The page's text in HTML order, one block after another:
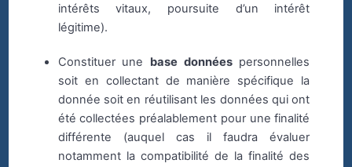
intérêts vitaux, poursuite d’un intérêt
légitime).
Constituer une base donnéespersonnelles
soit en collectant de manière spécifique la
donnée soit en réutilisant les données qui ont
été collectées préalablement pour une finalité
différente (auquel cas il faudra évaluer
notamment la compatibilité de la finalité des